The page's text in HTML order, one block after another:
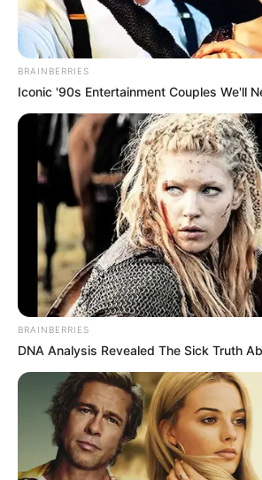
BRAINBERRIES
Iconic '90s Entertainment Couples We'll
BRAINBERRIES
DNA Analysis Revealed The Sick Truth